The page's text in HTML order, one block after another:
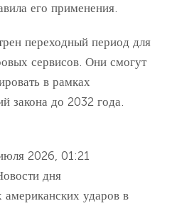
его применения.
переходный период для
сервисов. Они смогут
в рамках
закона до 2032 года.
2026, 01:21
дня
ударов в